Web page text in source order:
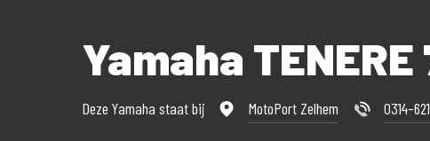
Yamaha TENERE
Deze Yamaha staat bij MotoPort Zelhem 0314-